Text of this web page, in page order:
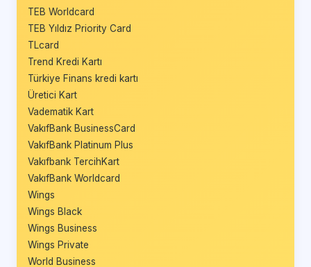
TEB Worldcard
TEB Yıldız Priority Card
TLcard
Trend Kredi Kartı
Türkiye Finans kredi kartı
Üretici Kart
Vadematik Kart
VakıfBank BusinessCard
VakıfBank Platinum Plus
Vakıfbank TercihKart
VakıfBank Worldcard
Wings
Wings Black
Wings Business
Wings Private
World Business